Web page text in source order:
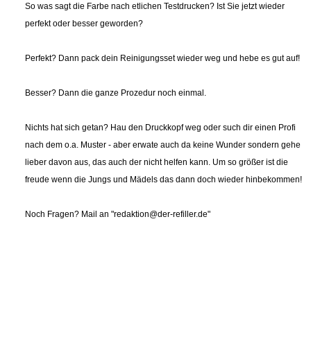
So was sagt die Farbe nach etlichen Testdrucken? Ist Sie jetzt wieder
perfekt oder besser geworden?
Perfekt? Dann pack dein Reinigungsset wieder weg und hebe es gut auf!
Besser? Dann die ganze Prozedur noch einmal.
Nichts hat sich getan? Hau den Druckkopf weg oder such dir einen Profi
nach dem o.a. Muster - aber erwate auch da keine Wunder sondern gehe
lieber davon aus, das auch der nicht helfen kann. Um so größer ist die
freude wenn die Jungs und Mädels das dann doch wieder hinbekommen!
Noch Fragen? Mail an "redaktion@der-refiller.de"